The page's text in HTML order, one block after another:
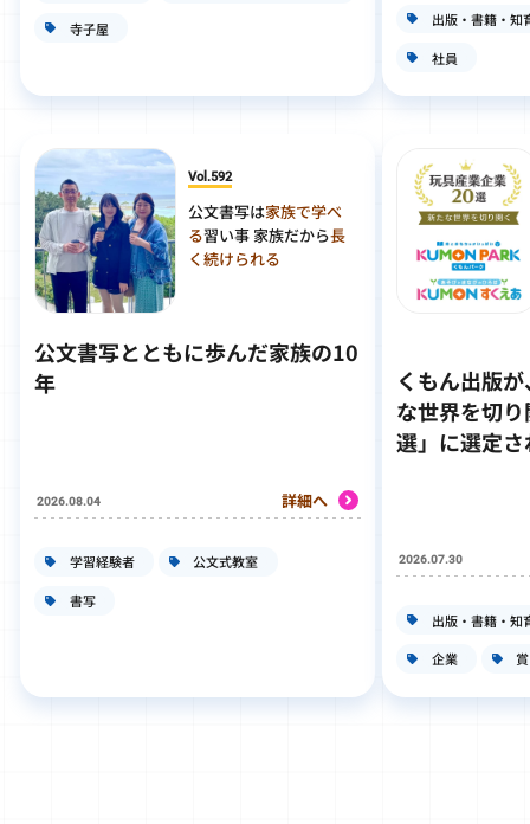
寺子屋
Vol.592
公文書写は家族で学べ
る習い事 家族だから長
く続けられる
公文書写とともに歩んだ家族の10
年
2026.08.04 詳細へ
学習経験者 公文式教室
書写
出版・書籍・知
社員
くもん出版
な世界を切
選」に選定
2026.07.30
出版・書籍・知
企業 賞